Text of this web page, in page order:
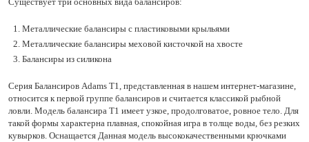
Металлические балансиры с пластиковыми крыльями
Металлические балансиры меховой кисточкой на хвосте
Балансиры из силикона
Серия Балансиров Adams Т1, представленная в нашем интернет-магазине,
относится к первой группе балансиров и считается классикой рыбной
ловли. Модель балансира Т1 имеет узкое, продолговатое, ровное тело. Для
такой формы характерна плавная, спокойная игра в толще воды, без резких
кувырков. Оснащается Данная модель высококачественными крючками